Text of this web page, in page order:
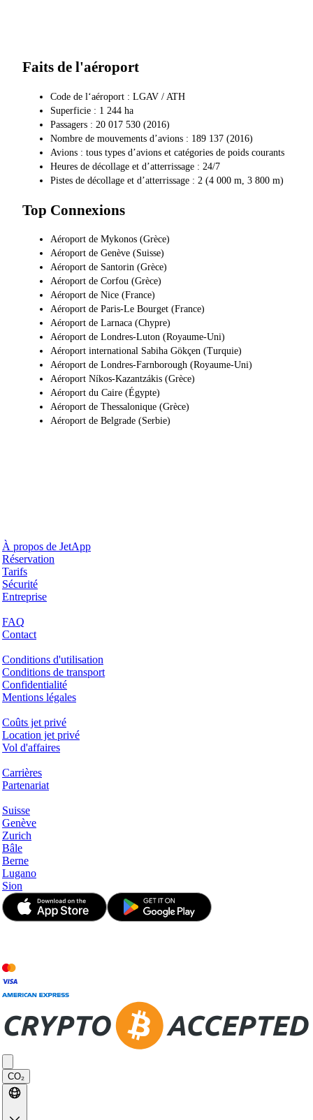
Faits de l'aéroport
Code de l‘aéroport : LGAV / ATH
Superficie : 1 244 ha
Passagers : 20 017 530 (2016)
Nombre de mouvements d’avions : 189 137 (2016)
Avions : tous types d’avions et catégories de poids courants
Heures de décollage et d’atterrissage : 24/7
Pistes de décollage et d’atterrissage : 2 (4 000 m, 3 800 m)
Top Connexions
Aéroport de Mykonos (Grèce)
Aéroport de Genève (Suisse)
Aéroport de Santorin (Grèce)
Aéroport de Corfou (Grèce)
Aéroport de Nice (France)
Aéroport de Paris-Le Bourget (France)
Aéroport de Larnaca (Chypre)
Aéroport de Londres-Luton (Royaume-Uni)
Aéroport international Sabiha Gökçen (Turquie)
Aéroport de Londres-Farnborough (Royaume-Uni)
Aéroport Níkos-Kazantzákis (Grèce)
Aéroport du Caire (Égypte)
Aéroport de Thessalonique (Grèce)
Aéroport de Belgrade (Serbie)
À propos de JetApp
Réservation
Tarifs
Sécurité
Entreprise
FAQ
Contact
Conditions d'utilisation
Conditions de transport
Confidentialité
Mentions légales
Coûts jet privé
Location jet privé
Vol d'affaires
Carrières
Partenariat
Suisse
Genève
Zurich
Bâle
Berne
Lugano
Sion
CO₂